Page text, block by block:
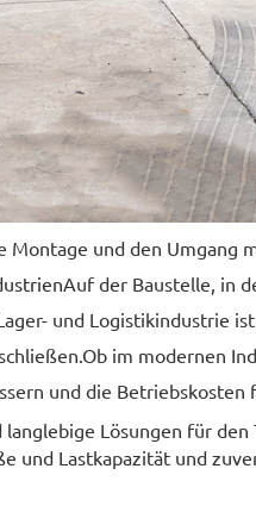
und den
Auf der Baustelle, in
und Logistikindustrie
im modernen
und die
Lösungen für
und Lastkapazität und